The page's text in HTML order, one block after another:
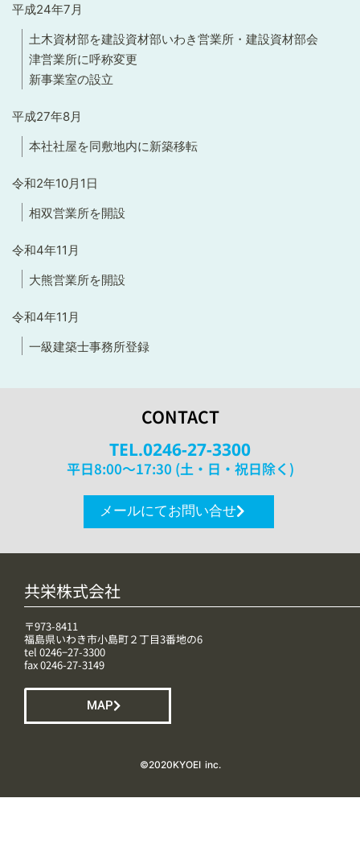
平成24年7月
土木資材部を建設資材部いわき営業所・建設資材部会
津営業所に呼称変更
新事業室の設立
平成27年8月
本社社屋を同敷地内に新築移転
令和2年10月1日
相双営業所を開設
令和4年11 月
大熊営業所を開設
令和4年11 月
一級建築士事務所登録
CONTACT
TEL.0246-27-3300
平日8:00〜17:30 (土・日・祝日除く)
メールにてお問い合せ
共栄株式会社
〒973-8411
福島県いわき市小島町２丁目3番地の6
tel 0246−27-3300
fax 0246-27-3149
MAP
©️2020KYOEI inc.